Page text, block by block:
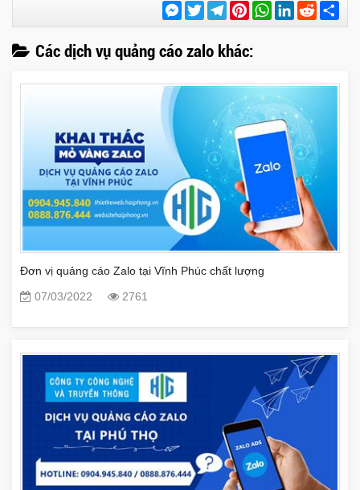
Messenger
TwitterTelegramPinterestWhatsApp
LinkedInReddit
Các dịch vụ quảng cáo zalo khác:
Đơn vị quảng cáo Zalo tại Vĩnh Phúc chất lượng
07/03/2022
2761